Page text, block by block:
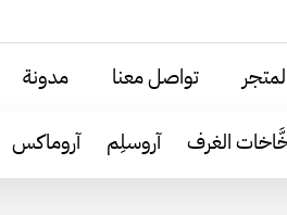
الغرف آروسلِم آروماكس
تواصل معنا مدونة